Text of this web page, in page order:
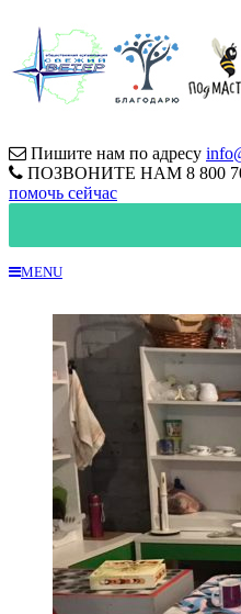
Пишите нам по адресу
ПОЗВОНИТЕ НАМ 8 800
помочь сейчас
MENU